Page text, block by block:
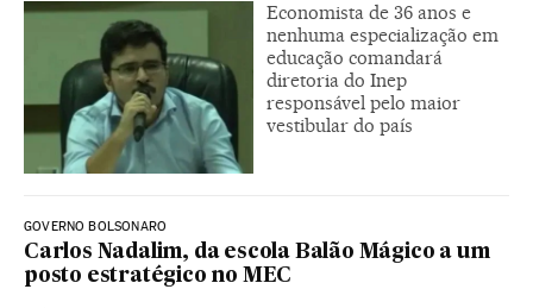
Economista de 36 anos e
nenhuma especialização em
educação comandará
diretoria do Inep
responsável pelo maior
vestibular do país
GOVERNO BOLSONARO
Carlos Nadalim, da escola Balão Mágico a um
posto estratégico no MEC